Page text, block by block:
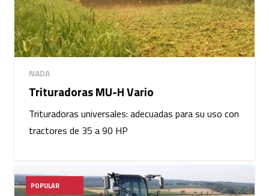
NADA
Trituradoras MU-H Vario
Trituradoras universales: adecuadas para su uso con
tractores de 35 a 90 HP
POPULAR